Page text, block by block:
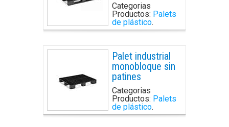
Categorias
Productos: Palets
de plástico.
Palet industrial
monobloque sin
patines
Categorias
Productos: Palets
de plástico.